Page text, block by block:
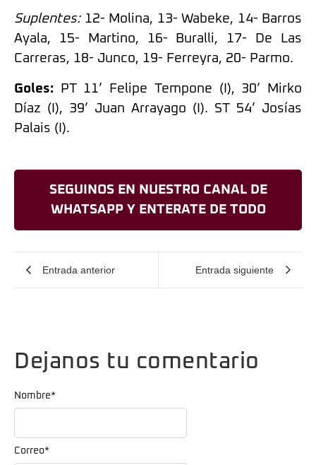
Suplentes: 12- Molina, 13- Wabeke, 14- Barros
Ayala, 15- Martino, 16- Buralli, 17- De Las
Carreras, 18- Junco, 19- Ferreyra, 20- Parmo.
Goles: PT 11’ Felipe Tempone (I), 30’ Mirko
Díaz (I), 39’ Juan Arrayago (I). ST 54’ Josías
Palais (I).
SEGUINOS EN NUESTRO CANAL DE
WHATSAPP Y ENTERATE DE TODO
Entrada anterior Entrada siguiente
Dejanos tu comentario
Nombre*
Correo*